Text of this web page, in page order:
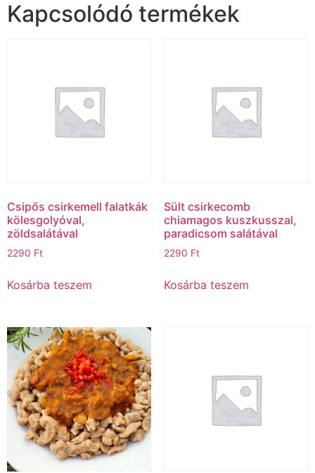
Kapcsolódó termékek
Csipős csirkemell falatkák
kölesgolyóval,
zöldsalátával
2290 Ft
Kosárba teszem
Sült csirkecomb
chiamagos kuszkusszal,
paradicsom salátával
2290 Ft
Kosárba teszem